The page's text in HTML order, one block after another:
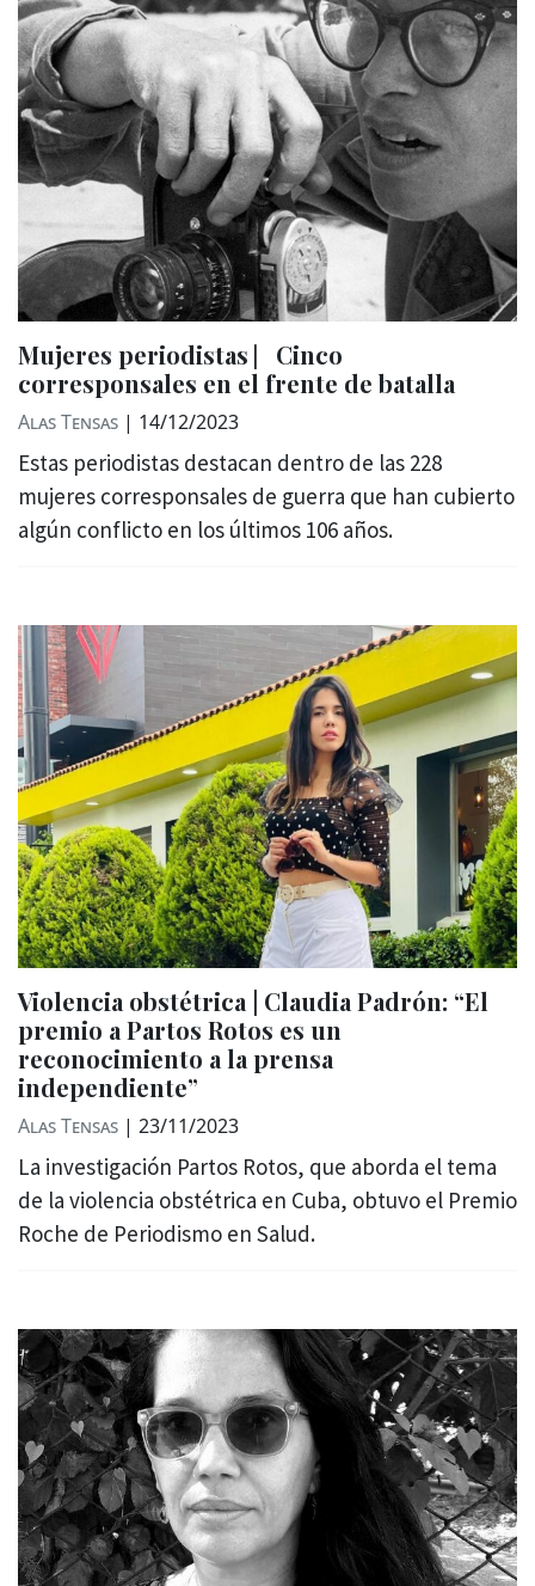
Mujeres periodistas ⎸Cinco
corresponsales en el frente de batalla
Alas Tensas | 14/12/2023
Estas periodistas destacan dentro de las 228
mujeres corresponsales de guerra que han cubierto
algún conflicto en los últimos 106 años.
Violencia obstétrica | Claudia Padrón: “El
premio a Partos Rotos es un
reconocimiento a la prensa
independiente”
Alas Tensas | 23/11/2023
La investigación Partos Rotos, que aborda el tema
de la violencia obstétrica en Cuba, obtuvo el Premio
Roche de Periodismo en Salud.